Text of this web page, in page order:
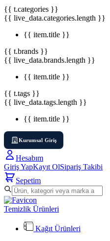
{{ t.categories }}
{{ live_data.categories.length }}
{{ item.title }}
{{ t.brands }}
{{ live_data.brands.length }}
{{ item.title }}
{{ t.tags }}
{{ live_data.tags.length }}
{{ item.title }}
Kurumsal Giriş
Hesabım
Giriş YapKayıt OlSipariş Takibi
Sepetim
Temizlik Ürünleri
Kağıt Ürünleri